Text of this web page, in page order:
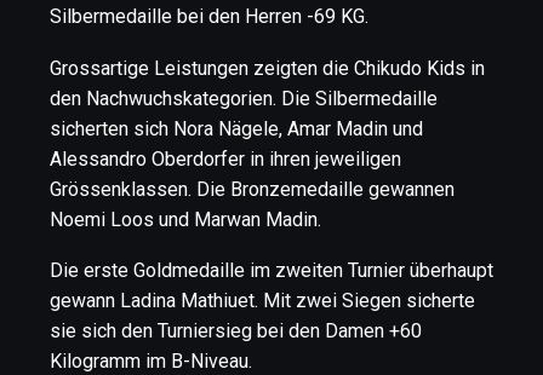
Silbermedaille bei den Herren -69 KG.
Grossartige Leistungen zeigten die Chikudo Kids in
den Nachwuchskategorien. Die Silbermedaille
sicherten sich Nora Nägele, Amar Madin und
Alessandro Oberdorfer in ihren jeweiligen
Grössenklassen. Die Bronzemedaille gewannen
Noemi Loos und Marwan Madin.
Die erste Goldmedaille im zweiten Turnier überhaupt
gewann Ladina Mathiuet. Mit zwei Siegen sicherte
sie sich den Turniersieg bei den Damen +60
Kilogramm im B-Niveau.